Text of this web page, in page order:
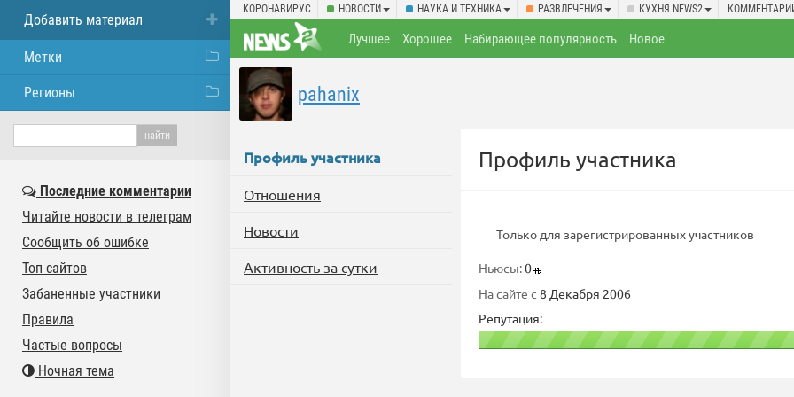
КОРОНАВИРУС НОВОСТИ НАУКА И ТЕХНИКА РАЗВЛЕЧЕНИЯ КУХНЯ NEWS2
Лучшее Хорошее Набирающее популярность Новое
pahanix
Профиль участника
Отношения
Новости
Активность за сутки
Профиль участника
Только для зарегистрированных участников
Ньюсы:0
На сайте с 8 Декабря 2006
Репутация:
Добавить материал
Метки
Регионы
Последние комментарии
Читайте новости в телеграм
Сообщить об ошибке
Топ сайтов
Забаненные участники
Правила
Частые вопросы
Ночная тема